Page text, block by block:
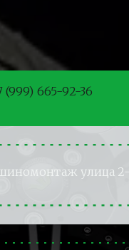
(999) 665-92-36
улица